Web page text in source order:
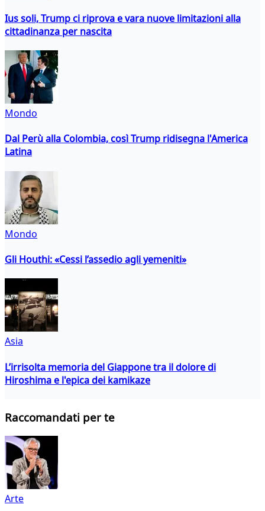
Ius soli, Trump ci riprova e vara nuove limitazioni alla
cittadinanza per nascita
Mondo
Dal Perù alla Colombia, così Trump ridisegna l'America
Latina
Mondo
Gli Houthi: «Cessi l’assedio agli yemeniti»
Asia
L’irrisolta memoria del Giappone tra il dolore di
Hiroshima e l'epica dei kamikaze
Raccomandati per te
Arte